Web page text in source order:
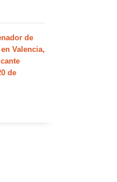
de
Valencia,
de